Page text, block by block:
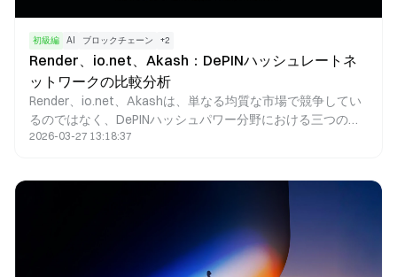
初級編 AI ブロックチェーン +2
Render、io.net、Akash：DePINハッシュレートネ
ットワークの比較分析
Render、io.net、Akashは、単なる均質な市場で競争してい
るのではなく、DePINハッシュパワー分野における三つの異
なるアプローチを体現しています。それぞれが独自の技術路
タスクの提供に注力し、結果検証や強固なクリエイターエコ
システムの構築を重視しています。io.netはAIモデルのトレ
ーニングと推論に特化し、大規模なGPUオーケストレーショ
ンとコスト最適化を主な強みとしています。Akashは多用途
2026-03-27 13:18:37